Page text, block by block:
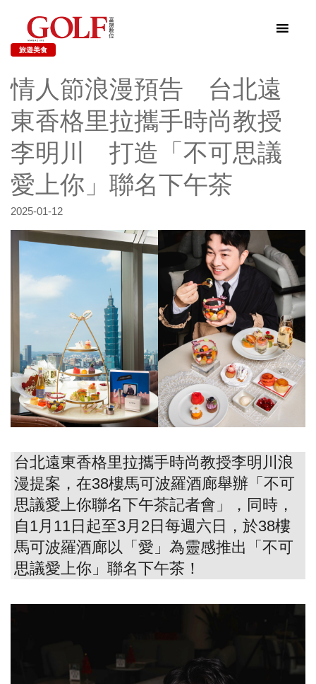
旅遊美食
情人節浪漫預告 台北遠
東香格里拉攜手時尚教授
李明川 打造「不可思議
愛上你」聯名下午茶
2025-01-12
台北遠東香格里拉攜手時尚教授李明川浪
漫提案，在38樓馬可波羅酒廊舉辦「不可
思議愛上你聯名下午茶記者會」，同時，
自1月11日起至3月2日每週六日，於38樓
馬可波羅酒廊以「愛」為靈感推出「不可
思議愛上你」聯名下午茶！